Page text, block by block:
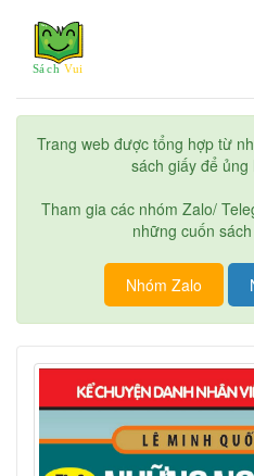
Trang web được tổng hợp từ
sách giấy để
Tham gia các nhóm Zalo/
những cuốn
Nhóm Zalo